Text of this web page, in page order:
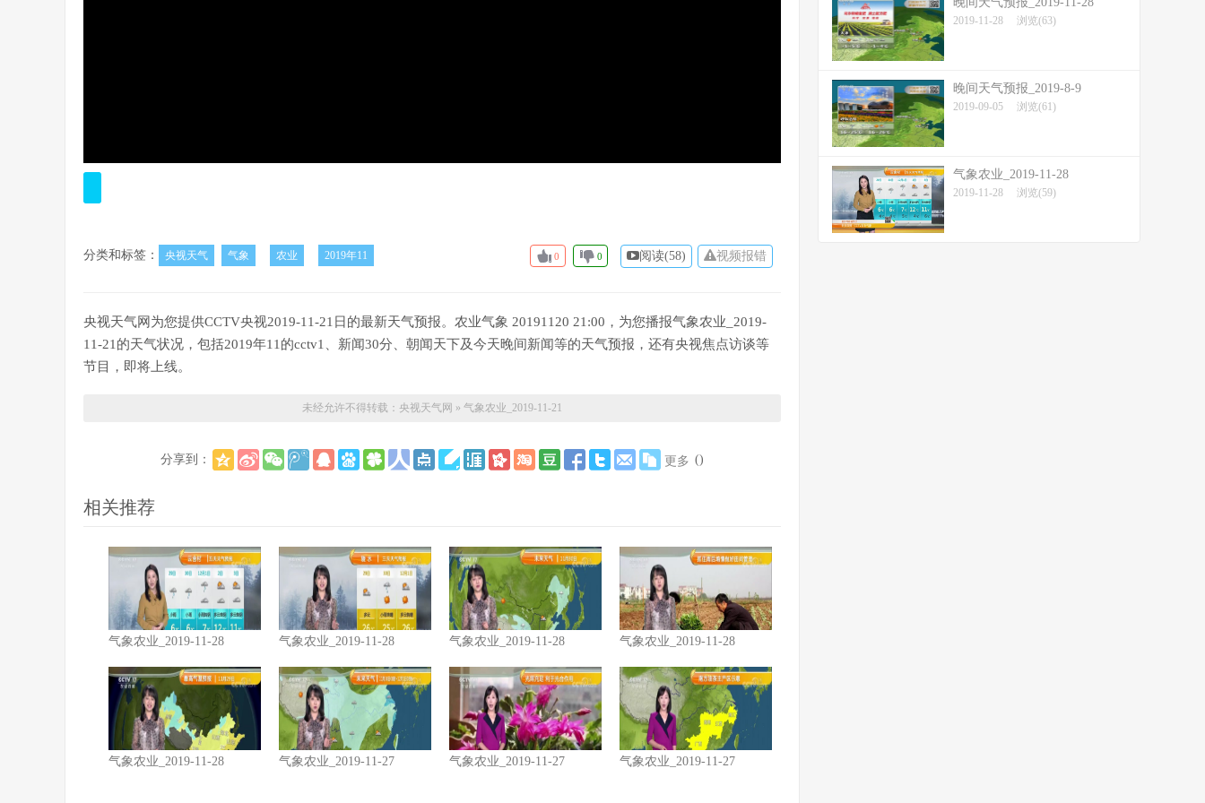
0 0 阅读(58) 视频报错
分类和标签： 央视天气 气象 农业 2019年11
央视天气网为您提供CCTV央视2019-11-21日的最新天气预报。农业气象 20191120 21:00，为您播报气象农业_2019-
11-21的天气状况，包括2019年11的cctv1、新闻30分、朝闻天下及今天晚间新闻等的天气预报，还有央视焦点访谈等
节目，即将上线。
未经允许不得转载： 央视天气网 » 气象农业_2019-11-21
分享到： 更多 ()
相关推荐
气象农业_2019-11-28 气象农业_2019-11-28 气象农业_2019-11-28 气象农业_2019-11-28
气象农业_2019-11-28 气象农业_2019-11-27 气象农业_2019-11-27 气象农业_2019-11-27
2019-11-28 浏览(63)
晚间天气预报_2019-8-9
2019-09-05 浏览(61)
气象农业_2019-11-28
2019-11-28 浏览(59)